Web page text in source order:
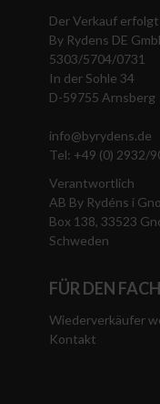
Der Verkauf
By Rydens DE
5303/5704/0731
In der Sohle 34
D-59755 Arnsberg
info@byrydens.de
Tel: +49 (0) 2932/
Verantwortlich
AB By Rydéns i
Box 138, 33523
Schweden
FÜR DEN
Wiederverkäufer
Kontakt